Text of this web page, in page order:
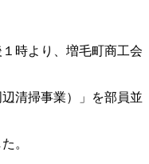
時より、増毛町商工会
清掃事業）」を部員並
。